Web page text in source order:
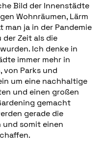
Bild der Innenstädte
Wohnräumen, Lärm
ja in der Pandemie
Zeit als die
Ich denke in
immer mehr in
Parks und
um eine nachhaltige
und einen großen
gemacht
gerade die
somit einen